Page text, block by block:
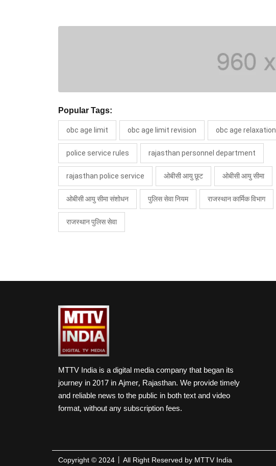
Popular Tags:
obc age limit obc age limit revision obc age relaxation
police service rules rajasthan personnel department
rajasthan police service ओबीसी आयु छूट ओबीसी आयु सीमा
ओबीसी आयु सीमा संशोधन पुलिस सेवा नियम राजस्थान कार्मिक विभाग
राजस्थान पुलिस सेवा
MTTV India is a digital media company that began its
journey in 2017 in Ajmer, Rajasthan. We provide timely
and reliable news to the public in both text and video
format, without any subscription fees.
Copyright © 2024 | All Right Reserved by MTTV India